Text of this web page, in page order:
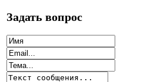
Задать вопрос